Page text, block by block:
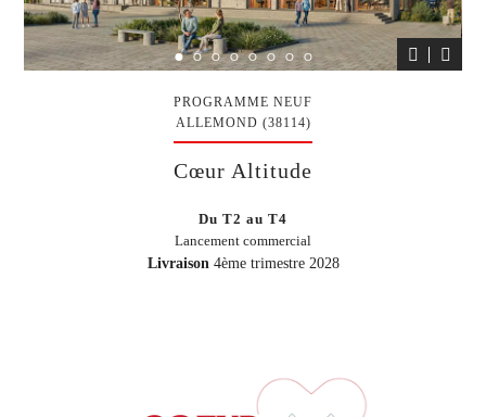
PROGRAMME NEUF
ALLEMOND (38114)
Cœur Altitude
Du T2 au T4
Lancement commercial
Livraison 4ème trimestre 2028